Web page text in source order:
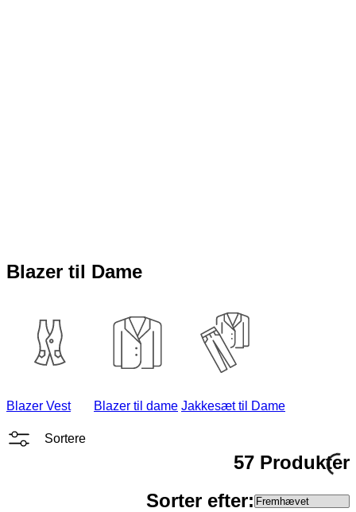
Blazer til Dame
Blazer Vest Blazer til dame Jakkesæt til Dame
Sortere
57 Produkter
Sorter efter: